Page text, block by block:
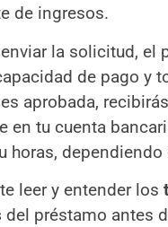
de ingresos.
la solicitud, el
de pago y
aprobada,
en tu cuenta
horas,
leer y entender los
del préstamo antes